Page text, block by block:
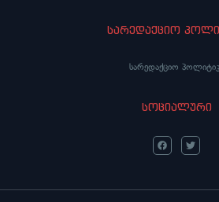
სარედაქციო
სარედაქციო
სოციალური